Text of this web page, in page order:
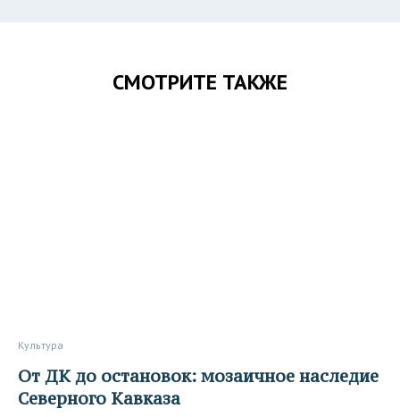
СМОТРИТЕ ТАКЖЕ
Культура
От ДК до остановок: мозаичное наследие
Северного Кавказа